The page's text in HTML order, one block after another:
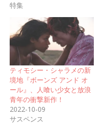
特集
ティモシー・シャラメの新
境地『ボーンズ アンド オ
ール』、人喰い少女と放浪
青年の衝撃新作！
2022-10-09
サスペンス